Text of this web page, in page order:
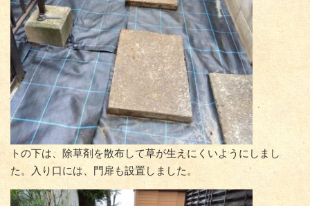
トの下は、除草剤を散布して草が生えにくいようにしまし
た。入り口には、門扉も設置しました。